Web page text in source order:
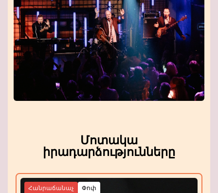
Մոտակա
իրադարձությունները
Փոփ
Հանրաճանաչ